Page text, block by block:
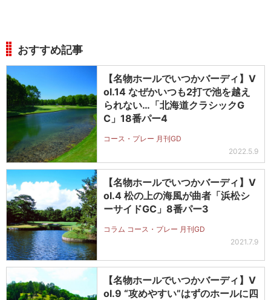
おすすめ記事
【名物ホールでいつかバーディ】V
ol.14 なぜかいつも2打で池を越え
られない…「北海道クラシックG
C」18番パー4
コース・プレー 月刊GD
2022.5.9
【名物ホールでいつかバーディ】V
ol.4 松の上の海風が曲者「浜松シ
ーサイドGC」8番パー3
コラム コース・プレー 月刊GD
2021.7.9
【名物ホールでいつかバーディ】V
ol.9 “攻めやすい”はずのホールに四